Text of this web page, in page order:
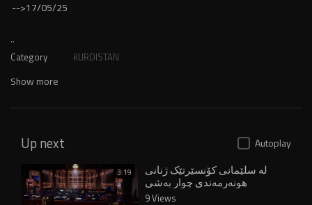
-->17/05/25
..
Category KURDISTAN
Show more
Up next Autoplay
3:19 لە سلێمانی کۆنسێرتێک ژنانی
هونەرمەندی چوار بەشی
کوردستان کۆدەکاتەوە
9 Views